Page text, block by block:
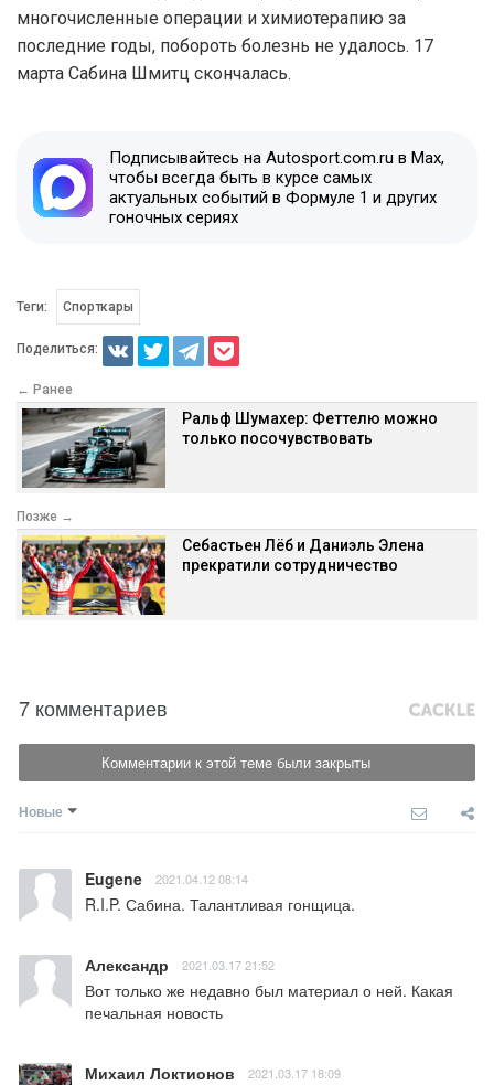
многочисленные операции и химиотерапию за
последние годы, побороть болезнь не удалось. 17
марта Сабина Шмитц скончалась.
Подписывайтесь на Autosport.com.ru в Max,
чтобы всегда быть в курсе самых
актуальных событий в Формуле 1 и других
гоночных сериях
Теги: Спорткары
Поделиться:
← Ранее
Ральф Шумахер: Феттелю можно
только посочувствовать
Позже →
Себастьен Лёб и Даниэль Элена
прекратили сотрудничество
7 комментариев
Комментарии к этой теме были закрыты
Новые
Eugene 2021.04.12 08:14
R.I.P. Сабина. Талантливая гонщица.
Александр 2021.03.17 21:52
Вот только же недавно был материал о ней. Какая
печальная новость
Михаил Локтионов 2021.03.17 18:09